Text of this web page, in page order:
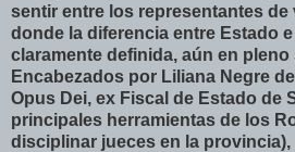
sentir entre los representantes
donde la diferencia entre Estado
claramente definida, aún en pleno
Encabezados por Liliana Negre
Opus Dei, ex Fiscal de Estado de
principales herramientas de los
disciplinar jueces en la